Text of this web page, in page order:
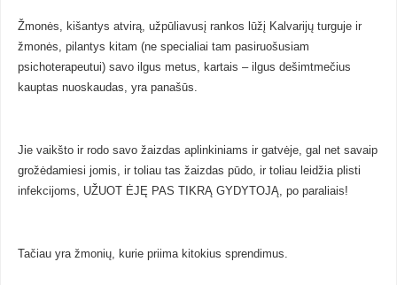
Žmonės, kišantys atvirą, užpūliavusį rankos lūžį Kalvarijų turguje ir
žmonės, pilantys kitam (ne specialiai tam pasiruošusiam
psichoterapeutui) savo ilgus metus, kartais – ilgus dešimtmečius
kauptas nuoskaudas, yra panašūs.
Jie vaikšto ir rodo savo žaizdas aplinkiniams ir gatvėje, gal net savaip
grožėdamiesi jomis, ir toliau tas žaizdas pūdo, ir toliau leidžia plisti
infekcijoms, UŽUOT ĖJĘ PAS TIKRĄ GYDYTOJĄ, po paraliais!
Tačiau yra žmonių, kurie priima kitokius sprendimus.